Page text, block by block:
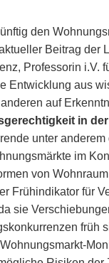
den
Beitrag der
Professorin i.V.
Entwicklung aus
auf
in
unter
im
von
Frühindikator für
sie
früh